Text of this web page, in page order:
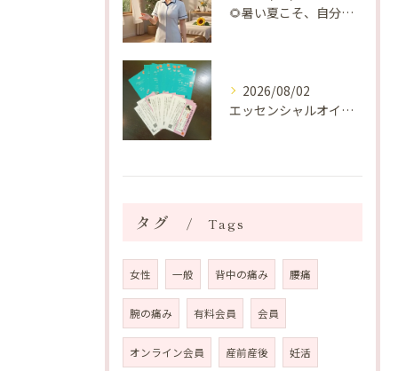
🌻暑い夏こそ、自分の身体を整える時間を♡
2026/08/02
エッセンシャルオイルプレゼントご当選番号発表 2026年8月
タグ Tags
女性 一般 背中の痛み 腰痛
腕の痛み 有料会員 会員
オンライン会員 産前産後 妊活